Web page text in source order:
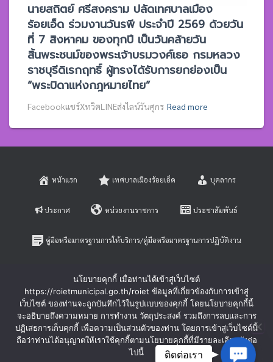
นายสถิตย์ ศรีสงคราม ปลัดเทศบาลเมือง
ร้อยเอ็ด ร่วมงานวันรพี ประจำปี 2569 ด้วยวัน
ที่ 7 สิงหาคม ของทุกปี เป็นวันคล้ายวัน
สิ้นพระชนม์ของพระเจ้าบรมวงศ์เธอ กรมหลวง
ราชบุรีดิเรกฤทธิ์ ผู้ทรงได้รับการยกย่องเป็น
“พระบิดาแห่งกฎหมายไทย”
Facebookแชร์XทวิตLINEส่งไลน์วันศุกร Read more
หน้าแรก เทศบาลเมืองร้อยเอ็ด บุคลากร
ประกาศ หน่วยงานราชการ ประชาสัมพันธ์
คู่มือหรือมาตรฐานการให้บริการ/คู่มือหรือมาตรฐานการปฏิบัติงาน
หลักเกณฑ์การบริหารและพัฒนาทรัพยากรบุคคล
ร้องเรียนการทุจริตและประพฤติมิชอบ ร้องทุกข์-ร้องเรียน
นโยบายคุกกี้ เมื่อท่านได้เข้าสู่เว็บไซต์
https://roietmunicipal.go.th/roiet ข้อมูลที่เกี่ยวข้องกับการเข้าสู่
เว็บไซต์ ของท่านจะถูกบันทึกไว้ในรูปแบบของคุกกี้ โดยนโยบายคุกกี้นี้
จะอธิบายถึงความหมาย การทำงาน วัตถุประสงค์ รวมถึงการลบและการ
ปฏิเสธการเก็บคุกกี้ เพื่อความเป็นส่วนตัวของท่าน โดยการเข้าสู่เว็บไซต์นี้
ถือว่าท่านได้อนุญาตให้เราใช้คุกกี้ตามนโยบายคุกกี้ที่มีรายละเอียดดังต่อ
ไปนี้
ติดต่อเรา